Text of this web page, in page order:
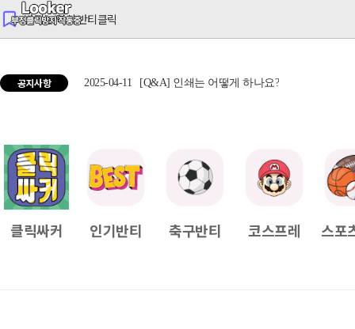
반티는 역시 반티클릭
공지사항 2025-04-11 [Q&A] 인쇄는 어떻게 하나요?
클릭싸커 인기반티 축구반티 코스프레 스포